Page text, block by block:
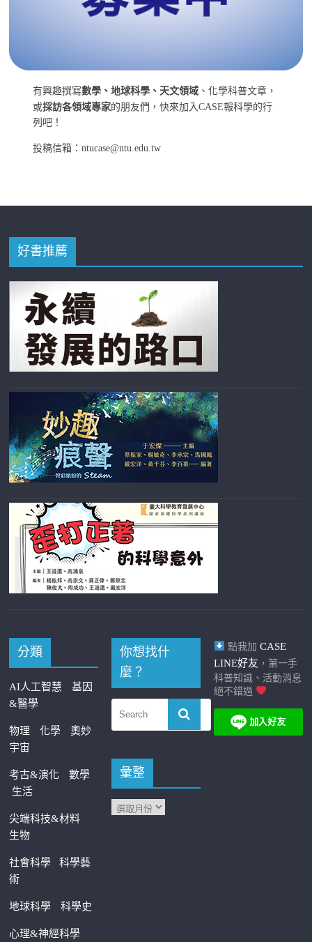
有興趣撰寫數學、地球科學、天文領域 、化學科普文章，
或採訪各領域專家的朋友們，快來加入CASE報科學的行
列吧！
投稿信箱：ntucase@ntu.edu.tw
好書推薦
分類
AI人工智慧
基因
&醫學
物理 化學
奧妙
宇宙
考古&演化
數學
生活
尖端科技&材料
生物
社會科學科學藝
術
地球科學 科學史
心理&神經科學
你想找什
麼？
彙整
點我加 CASE
LINE好友 ，第一手
科普知識、活動消息
絕不錯過